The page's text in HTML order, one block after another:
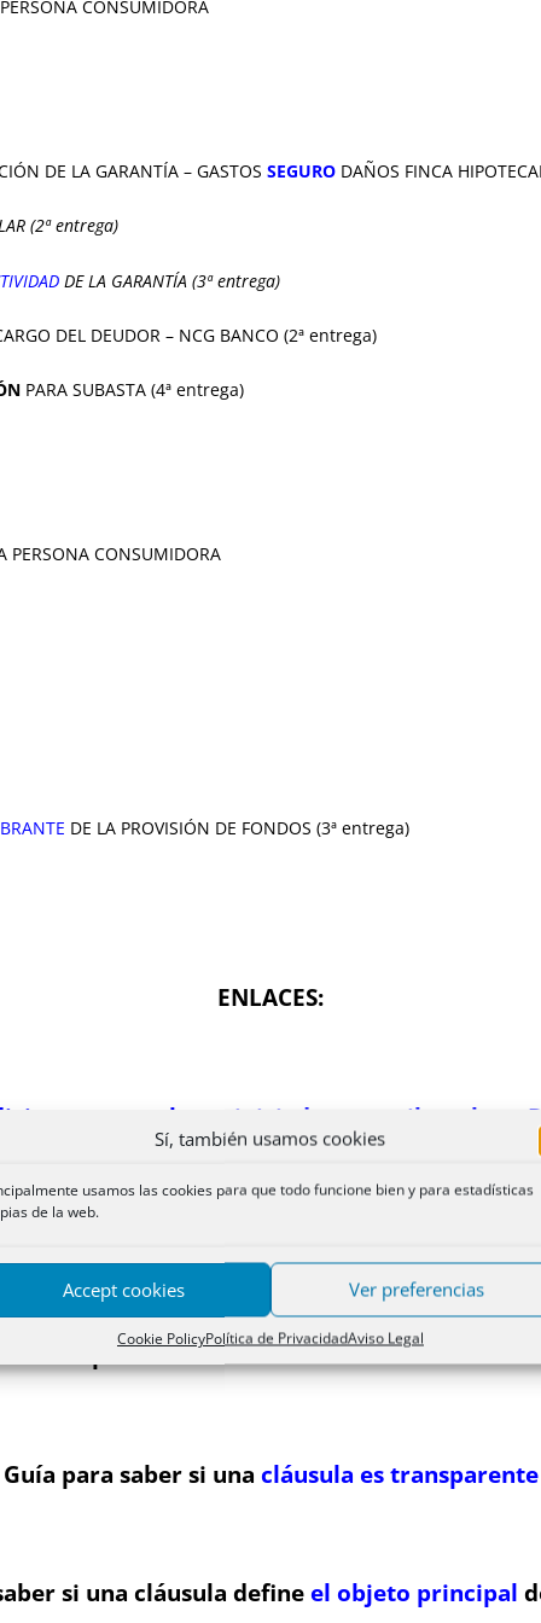
Sí, también usamos cookies
usamos las cookies para que todo funcione bien y para estadísticas
de la web.
Accept cookies Ver preferencias
Cookie PolicyPolítica de PrivacidadAviso Legal
CONSUMIDORA
DE LA GARANTÍA – GASTOS SEGURO DAÑOS FINCA
(2ª entrega)
DE LA GARANTÍA (3ª entrega)
DEL DEUDOR – NCG BANCO (2ª entrega)
PARA SUBASTA (4ª entrega)
PERSONA CONSUMIDORA
DE LA PROVISIÓN DE FONDOS (3ª entrega)
ENLACES:
generales enjuiciadas por tribunales y
Guía parasaber si una cláusula es abusiva
Guía para saber si una cláusula es transparente
si una cláusula define el objeto principal